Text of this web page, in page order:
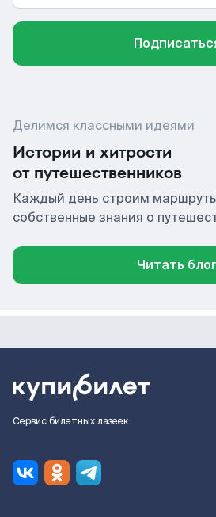
Делимся классными идеями
Истории и хитрости
от путешественников
Каждый день строим маршруты
собственные знания о
Читать блог
Сервис билетных лазеек